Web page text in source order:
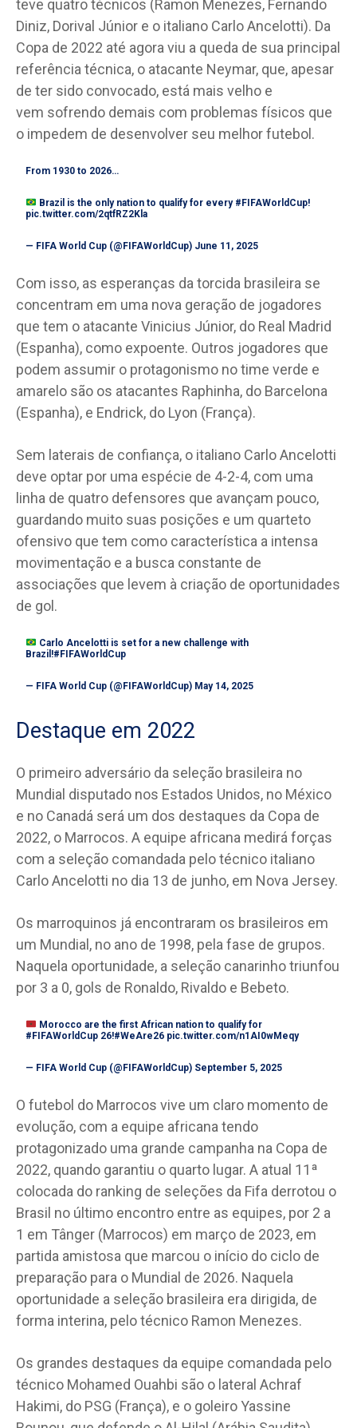
teve quatro técnicos (Ramon Menezes, Fernando
Diniz, Dorival Júnior e o italiano Carlo Ancelotti). Da
Copa de 2022 até agora viu a queda de sua principal
referência técnica, o atacante Neymar, que, apesar
de ter sido convocado, está mais velho e
vem sofrendo demais com problemas físicos que
o impedem de desenvolver seu melhor futebol.
From 1930 to 2026…
Brazil is the only nation to qualify for every #FIFAWorldCup!
pic.twitter.com/2qtfRZ2Kla
— FIFA World Cup (@FIFAWorldCup) June 11, 2025
Com isso, as esperanças da torcida brasileira se
concentram em uma nova geração de jogadores
que tem o atacante Vinicius Júnior, do Real Madrid
(Espanha), como expoente. Outros jogadores que
podem assumir o protagonismo no time verde e
amarelo são os atacantes Raphinha, do Barcelona
(Espanha), e Endrick, do Lyon (França).
Sem laterais de confiança, o italiano Carlo Ancelotti
deve optar por uma espécie de 4-2-4, com uma
linha de quatro defensores que avançam pouco,
guardando muito suas posições e um quarteto
ofensivo que tem como característica a intensa
movimentação e a busca constante de
associações que levem à criação de oportunidades
de gol.
Carlo Ancelotti is set for a new challenge with
Brazil!#FIFAWorldCup
— FIFA World Cup (@FIFAWorldCup) May 14, 2025
Destaque em 2022
O primeiro adversário da seleção brasileira no
Mundial disputado nos Estados Unidos, no México
e no Canadá será um dos destaques da Copa de
2022, o Marrocos. A equipe africana medirá forças
com a seleção comandada pelo técnico italiano
Carlo Ancelotti no dia 13 de junho, em Nova Jersey.
Os marroquinos já encontraram os brasileiros em
um Mundial, no ano de 1998, pela fase de grupos.
Naquela oportunidade, a seleção canarinho triunfou
por 3 a 0, gols de Ronaldo, Rivaldo e Bebeto.
Morocco are the first African nation to qualify for
#FIFAWorldCup 26!#WeAre26 pic.twitter.com/n1AI0wMeqy
— FIFA World Cup (@FIFAWorldCup) September 5, 2025
O futebol do Marrocos vive um claro momento de
evolução, com a equipe africana tendo
protagonizado uma grande campanha na Copa de
2022, quando garantiu o quarto lugar. A atual 11ª
colocada do ranking de seleções da Fifa derrotou o
Brasil no último encontro entre as equipes, por 2 a
1 em Tânger (Marrocos) em março de 2023, em
partida amistosa que marcou o início do ciclo de
preparação para o Mundial de 2026. Naquela
oportunidade a seleção brasileira era dirigida, de
forma interina, pelo técnico Ramon Menezes.
Os grandes destaques da equipe comandada pelo
técnico Mohamed Ouahbi são o lateral Achraf
Hakimi, do PSG (França), e o goleiro Yassine